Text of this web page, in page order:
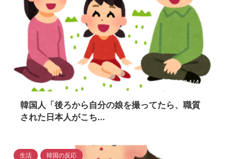
2024/4/16
韓国人「後ろから自分の娘を撮ってたら、職質
された日本人がこち...
生活 韓国の反応